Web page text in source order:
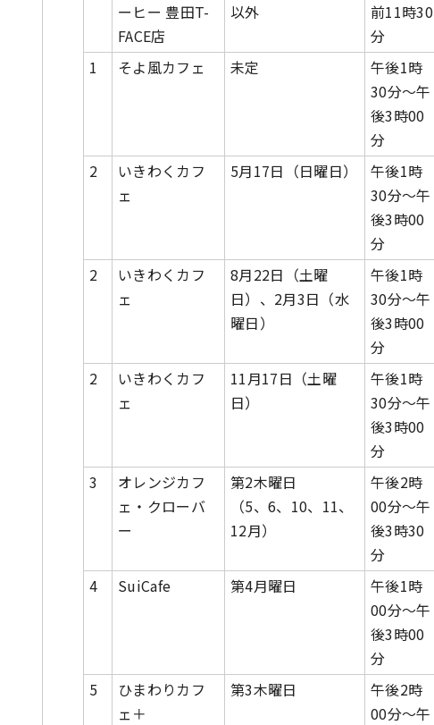
ーヒー 豊田T-
FACE店
以外
前11時30
分
1 そよ風カフェ 未定
午後1時
30分～午
後3時00
分
2
いきわくカフ
ェ
5月17日（日曜日）
午後1時
30分～午
後3時00
分
2
いきわくカフ
ェ
8月22日（土曜
日）、2月3日（水
曜日）
午後1時
30分～午
後3時00
分
2
いきわくカフ
ェ
11月17日（土曜
日）
午後1時
30分～午
後3時00
分
3
オレンジカフ
ェ・クローバ
ー
第2木曜日
（5、6、10、11、
12月）
午後2時
00分～午
後3時30
分
4 SuiCafe 第4月曜日
午後1時
00分～午
後3時00
分
5
ひまわりカフ
ェ＋
第3木曜日
午後2時
00分～午